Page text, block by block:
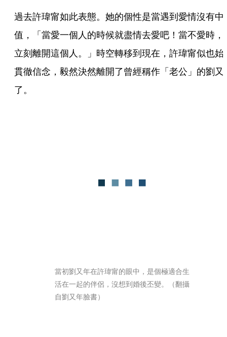
過去許瑋甯如此表態。她的個性是當遇到愛情沒有中
值，「當愛一個人的時候就盡情去愛吧！當不愛時，
立刻離開這個人。」時空轉移到現在，許瑋甯似也始
貫徹信念，毅然決然離開了曾經稱作「老公」的劉又
了。
當初劉又年在許瑋甯的眼中，是個極適合生
活在一起的伴侶，沒想到婚後丕變。（翻攝
自劉又年臉書）